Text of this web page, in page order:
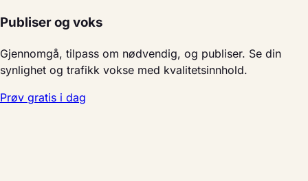
Publiser og voks
Gjennomgå, tilpass om nødvendig, og publiser. Se din
synlighet og trafikk vokse med kvalitetsinnhold.
Prøv gratis i dag